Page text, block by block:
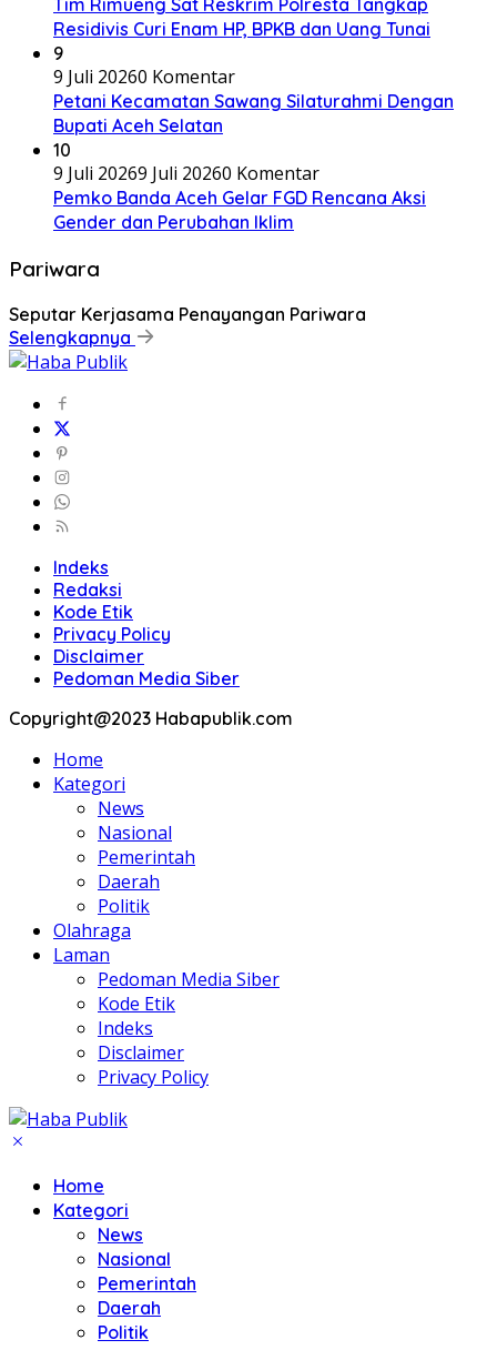
Tim Rimueng Sat Reskrim Polresta Tangkap
Residivis Curi Enam HP, BPKB dan Uang Tunai
9
9 Juli 20260 Komentar
Petani Kecamatan Sawang Silaturahmi Dengan
Bupati Aceh Selatan
10
9 Juli 20269 Juli 20260 Komentar
Pemko Banda Aceh Gelar FGD Rencana Aksi
Gender dan Perubahan Iklim
Pariwara
Seputar Kerjasama Penayangan Pariwara
Selengkapnya
Indeks
Redaksi
Kode Etik
Privacy Policy
Disclaimer
Pedoman Media Siber
Copyright@2023 Habapublik.com
Home
Kategori
News
Nasional
Pemerintah
Daerah
Politik
Olahraga
Laman
Pedoman Media Siber
Kode Etik
Indeks
Disclaimer
Privacy Policy
Home
Kategori
News
Nasional
Pemerintah
Daerah
Politik